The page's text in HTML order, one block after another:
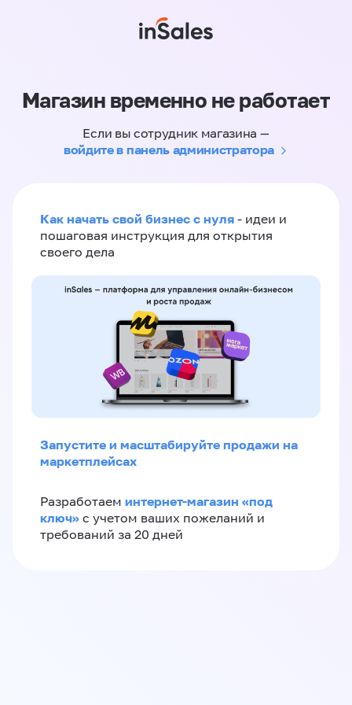
Магазин временно не работает
Если вы сотрудник магазина —
войдите в панель администратора
Как начать свой бизнес с нуля - идеи и
пошаговая инструкция для открытия
своего дела
Запустите и масштабируйте продажи на
маркетплейсах
Разработаем интернет-магазин «‎под
ключ»‎ с учетом ваших пожеланий и
требований за 20 дней